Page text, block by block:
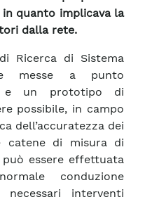
quanto implicava la
dalla rete.
Ricerca di Sistema
messe a punto
e un prototipo di
possibile, in campo
dell’accuratezza dei
catene di misura di
può essere effettuata
conduzione
necessari interventi